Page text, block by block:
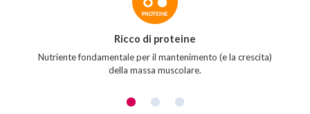
Ricco di proteine
Nutriente fondamentale per il mantenimento (e la crescita)
della massa muscolare.